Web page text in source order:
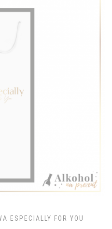
ESPECIALLY FOR YOU